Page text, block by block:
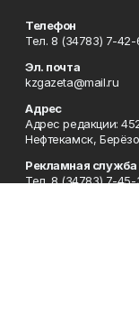
Телефон
Тел. 8 (34783) 7-42-
Эл. почта
kzgazeta@mail.ru
Адрес
Адрес редакции:
Нефтекамск,
Рекламная служба
Тел. 8 (34783) 7-45-